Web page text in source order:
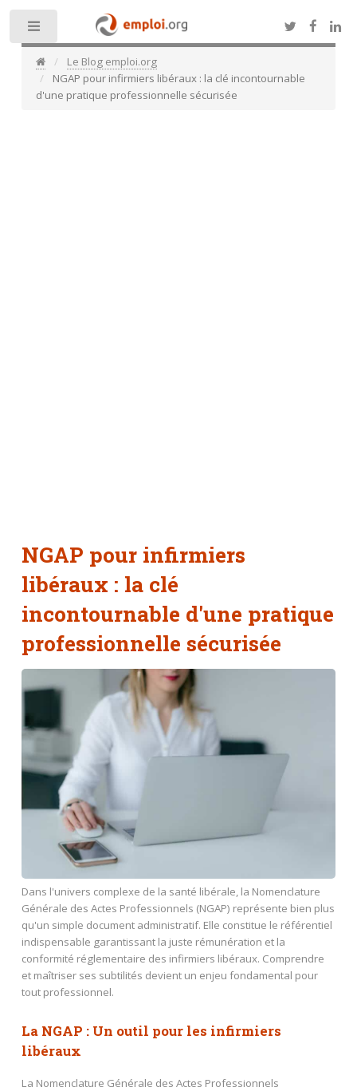
Le Blog emploi.org
NGAP pour infirmiers libéraux : la clé incontournable
d'une pratique professionnelle sécurisée
NGAP pour infirmiers
libéraux : la clé
incontournable d'une pratique
professionnelle sécurisée
Dans l'univers complexe de la santé libérale, la Nomenclature
Générale des Actes Professionnels (NGAP) représente bien plus
qu'un simple document administratif. Elle constitue le référentiel
indispensable garantissant la juste rémunération et la
conformité réglementaire des infirmiers libéraux. Comprendre
et maîtriser ses subtilités devient un enjeu fondamental pour
tout professionnel.
La NGAP : Un outil pour les infirmiers
libéraux
La Nomenclature Générale des Actes Professionnels
Toggle